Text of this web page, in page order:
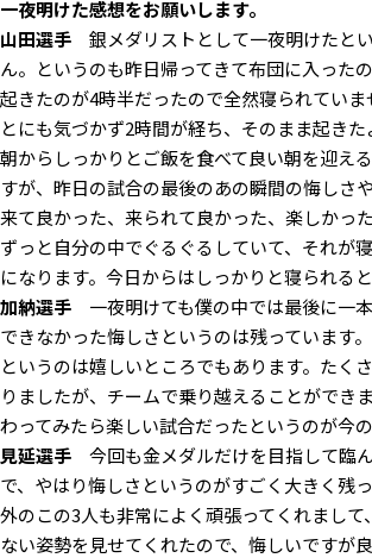
――一夜明けた感想をお願いします。
山田選手 銀メダリストとして一夜明けたと
ん。というのも昨日帰ってきて布団に入った
起きたのが4時半だったので全然寝られてい
とにも気づかず2時間が経ち、そのまま起きた
朝からしっかりとご飯を食べて良い朝を迎え
すが、昨日の試合の最後のあの瞬間の悔しさ
来て良かった、来られて良かった、楽しかっ
ずっと自分の中でぐるぐるしていて、それが
になります。今日からはしっかりと寝られると
加納選手 一夜明けても僕の中では最後に一
できなかった悔しさというのは残っています
というのは嬉しいところでもあります。たく
りましたが、チームで乗り越えることができ
わってみたら楽しい試合だったというのが今の
見延選手 今回も金メダルだけを目指して臨
で、やはり悔しさというのがすごく大きく残
外のこの3人も非常によく頑張ってくれまして
ない姿勢を見せてくれたので、悔しいですが